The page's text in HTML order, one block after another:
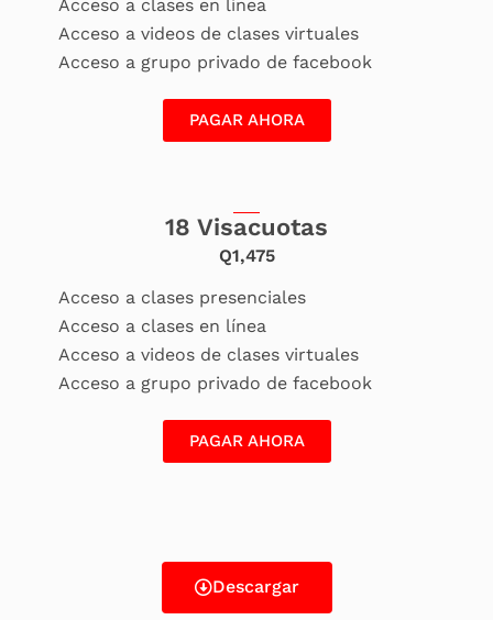
Acceso a clases en línea
Acceso a videos de clases virtuales
Acceso a grupo privado de facebook
PAGAR AHORA
18 Visacuotas
Q1,475
Acceso a clases presenciales
Acceso a clases en línea
Acceso a videos de clases virtuales
Acceso a grupo privado de facebook
PAGAR AHORA
Descargar